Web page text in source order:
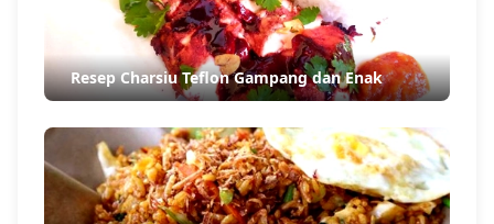
Resep Charsiu Teflon Gampang dan Enak